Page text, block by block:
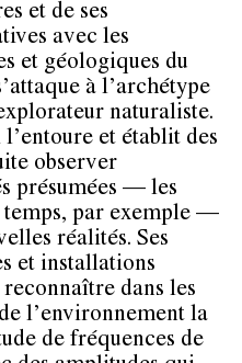
et de ses
avec les
et géologiques du
à l’archétype
naturaliste.
et établit des
observer
présumées — les
temps, par exemple —
réalités. Ses
et installations
dans les
l’environnement la
de fréquences de